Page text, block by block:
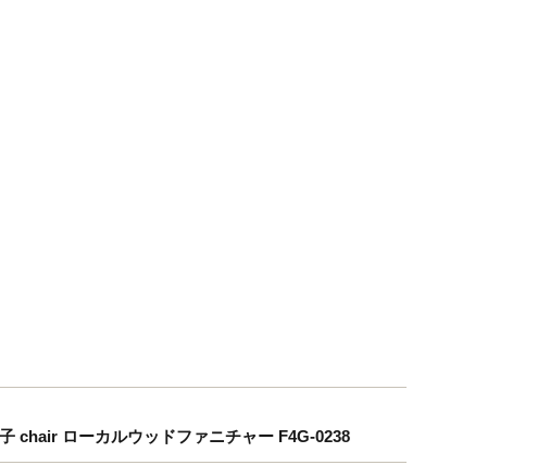
chair ローカルウッドファニチャー F4G-0238